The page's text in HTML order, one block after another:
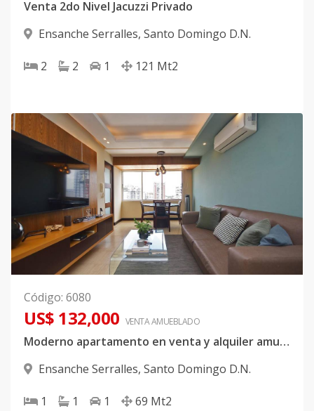
Venta 2do Nivel Jacuzzi Privado
Ensanche Serralles, Santo Domingo D.N.
2 2 1 121 Mt2
Código: 6080
US$ 132,000 VENTA AMUEBLADO
Moderno apartamento en venta y alquiler amueblado en exclusiva zona de Serralles
Ensanche Serralles, Santo Domingo D.N.
1 1 1 69 Mt2